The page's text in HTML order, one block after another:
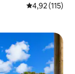
4,92 de uma
4,92 (115)